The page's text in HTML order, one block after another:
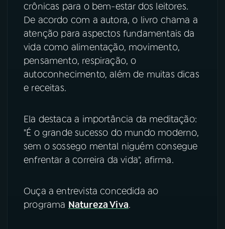
ACOMPANHE A RÁDIO NACIONAL
YouTube Facebook
Instagram X
TikTok
crônicas para o bem-estar dos leitores.
De acordo com a autora, o livro chama a
atenção para aspectos fundamentais da
vida como alimentação, movimento,
pensamento, respiração, o
autoconhecimento, além de muitas dicas
e receitas.
Ela destaca a importância da meditação:
"É o grande sucesso do mundo moderno,
sem o sossego mental niguém consegue
enfrentar a correira da vida", afirma.
Ouça a entrevista concedida ao
programa Natureza Viva.